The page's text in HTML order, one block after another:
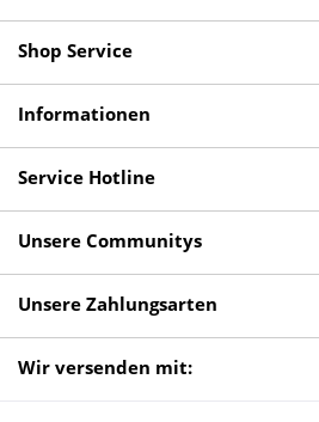
Shop Service
Informationen
Service Hotline
Unsere Communitys
Unsere Zahlungsarten
Wir versenden mit: